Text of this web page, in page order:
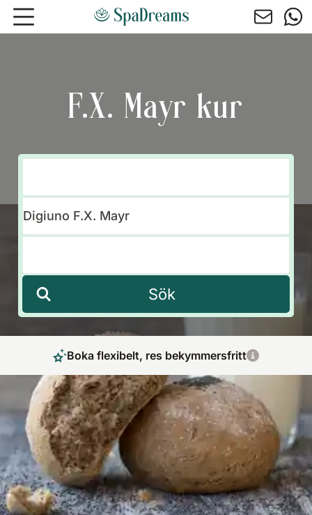
Hoppa till huvudinnehåll
F.X. Mayr kur
Sök
Boka flexibelt, res bekymmersfritt
Känn dig lätt igen med Mayr metoden
Mayr metoden, även känd som F.X. Mayr fasta, Mayr kur eller
"mjölk och bröd dieten", är idealisk för alla som vill fasta, men
inte ge upp maten helt. Upptäck våra bästa F.X. Mayr-hotell
eller se nedan vad en semester med F.X. Mayr-kost kan